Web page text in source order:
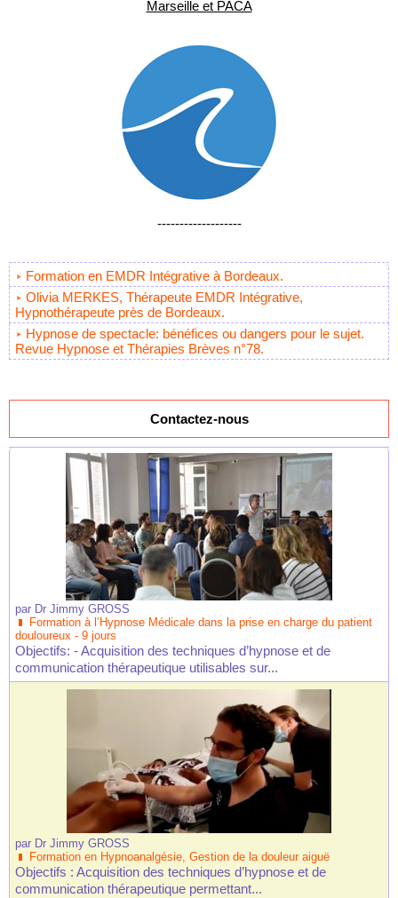
Marseille et PACA
-------------------
Formation en EMDR Intégrative à Bordeaux.
Olivia MERKES, Thérapeute EMDR Intégrative,
Hypnothérapeute près de Bordeaux.
Hypnose de spectacle: bénéfices ou dangers pour le sujet.
Revue Hypnose et Thérapies Brèves n°78.
Contactez-nous
par Dr Jimmy GROSS
Formation à l’Hypnose Médicale dans la prise en charge du patient
douloureux - 9 jours
Objectifs: - Acquisition des techniques d’hypnose et de
communication thérapeutique utilisables sur...
par Dr Jimmy GROSS
Formation en Hypnoanalgésie, Gestion de la douleur aiguë
Objectifs : Acquisition des techniques d’hypnose et de
communication thérapeutique permettant...